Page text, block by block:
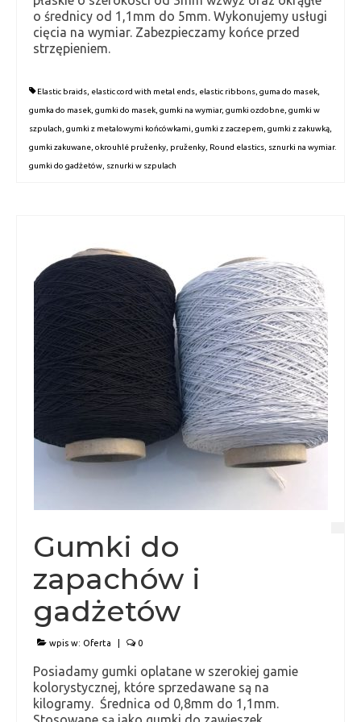
Kontakt
o średnicy od 1,1mm do 5mm. Wykonujemy usługi
cięcia na wymiar. Zabezpieczamy końce przed
strzępieniem.
Elastic braids elastic cord with metal ends elastic ribbons guma do masek
gumka do masek gumki do masek gumki na wymiar, gumki ozdobne gumki w
szpulach gumki z metalowymi końcówkami gumki z zaczepem gumki z zakuwką
gumki zakuwane okrouhlé pruženky pruženky Round elastics sznurki na wymiar.
gumki do gadżetów sznurki w szpulach
Gumki do
zapachów i
gadżetów
wpis w: Oferta 0
Posiadamy gumki oplatane w szerokiej gamie
kolorystycznej, które sprzedawane są na
kilogramy. Średnica od 0,8mm do 1,1mm.